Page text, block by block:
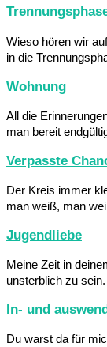
Wieso hören wir
in die
Wohnung
All die
man bereit
Verpasste
Der Kreis immer
man weiß, man
Jugendliebe
Meine Zeit in
unsterblich zu sein.
In- und
Du warst da für